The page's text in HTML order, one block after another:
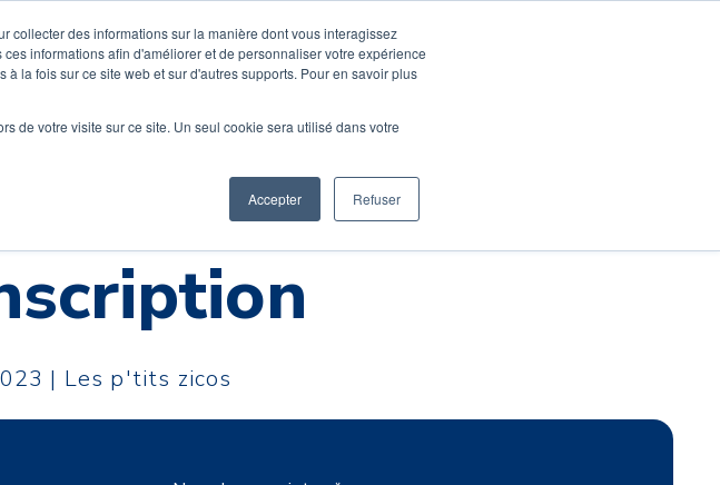
collecter des informations sur la manière dont vous interagissez
informations afin d'améliorer et de personnaliser votre expérience
la fois sur ce site web et sur d'autres supports. Pour en savoir plus
de votre visite sur ce site. Un seul cookie sera utilisé dans votre
Accepter Refuser
| Les p'tits zicos